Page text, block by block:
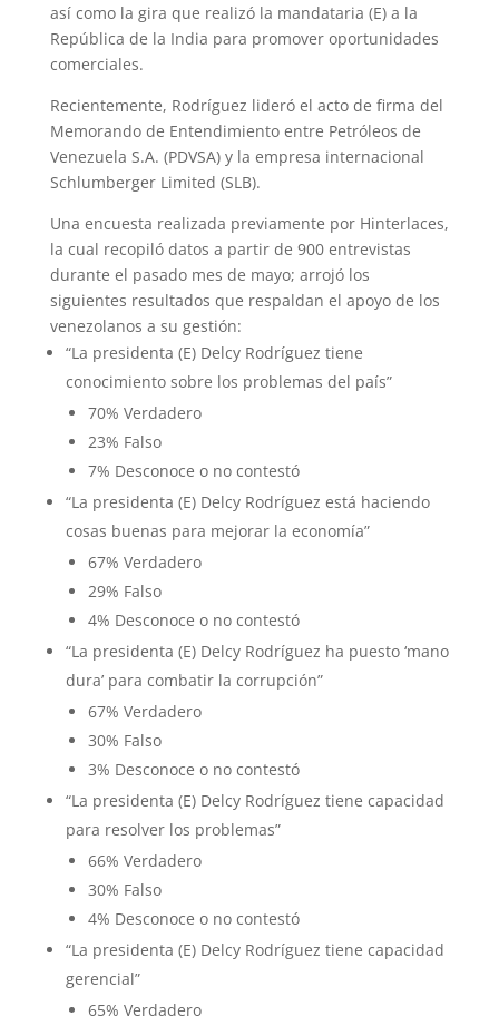
así como la gira que realizó la mandataria (E) a la
República de la India para promover oportunidades
comerciales.
Recientemente, Rodríguez lideró el acto de firma del
Memorando de Entendimiento entre Petróleos de
Venezuela S.A. (PDVSA) y la empresa internacional
Schlumberger Limited (SLB).
Una encuesta realizada previamente por Hinterlaces,
la cual recopiló datos a partir de 900 entrevistas
durante el pasado mes de mayo; arrojó los
siguientes resultados que respaldan el apoyo de los
venezolanos a su gestión:
“La presidenta (E) Delcy Rodríguez tiene
conocimiento sobre los problemas del país”
70% Verdadero
23% Falso
7% Desconoce o no contestó
“La presidenta (E) Delcy Rodríguez está haciendo
cosas buenas para mejorar la economía”
67% Verdadero
29% Falso
4% Desconoce o no contestó
“La presidenta (E) Delcy Rodríguez ha puesto ‘mano
dura’ para combatir la corrupción”
67% Verdadero
30% Falso
3% Desconoce o no contestó
“La presidenta (E) Delcy Rodríguez tiene capacidad
para resolver los problemas”
66% Verdadero
30% Falso
4% Desconoce o no contestó
“La presidenta (E) Delcy Rodríguez tiene capacidad
gerencial”
65% Verdadero